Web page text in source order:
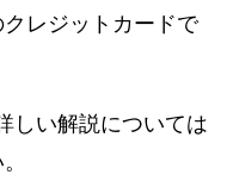
レジットカードで
しい解説については